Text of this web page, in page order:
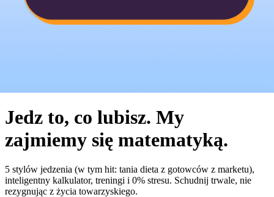
Jedz to, co lubisz. My
zajmiemy się matematyką.
5 stylów jedzenia (w tym hit: tania dieta z gotowców z marketu),
inteligentny kalkulator, treningi i 0% stresu. Schudnij trwale, nie
rezygnując z życia towarzyskiego.